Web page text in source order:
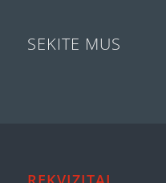
SEKITE MUS